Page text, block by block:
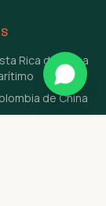
Rica de China
de China